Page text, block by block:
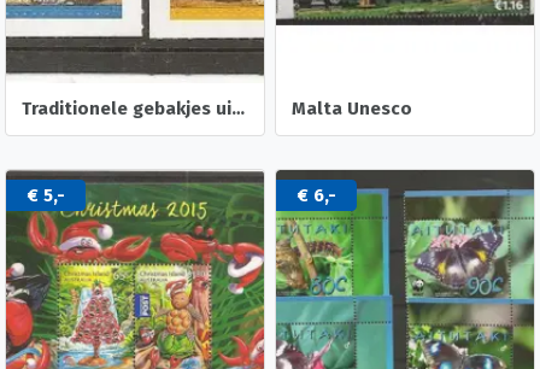
Traditionele gebakjes uit Portugal Malta Unesco
€ 5,- € 6,-